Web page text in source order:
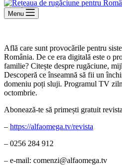
Menu
Află care sunt provocările pentru
România. De ce era digitală este o
familie? Citește despre rugăciune,
Descoperă ce înseamnă să fii un
domeniu poți sluji. Programul TV
octombrie.
Abonează-te să primești gratuit
– https://alfaomega.tv/revista
– 0256 284 912
– e-mail: comenzi@alfaomega.tv